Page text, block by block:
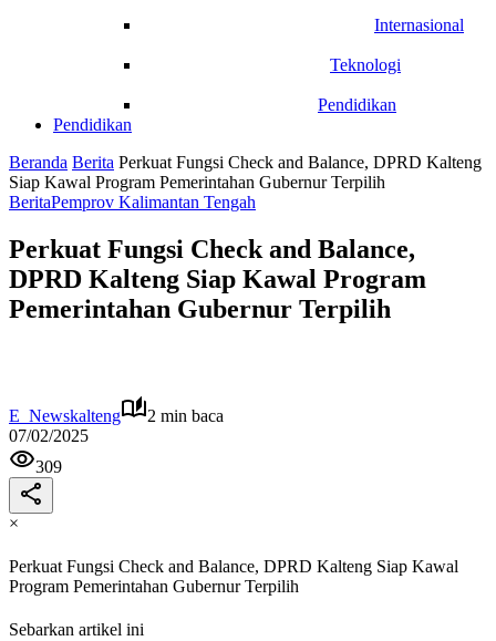
Internasional
Teknologi
Pendidikan
Pendidikan
Beranda Berita Perkuat Fungsi Check and Balance, DPRD Kalteng
Siap Kawal Program Pemerintahan Gubernur Terpilih
BeritaPemprov Kalimantan Tengah
Perkuat Fungsi Check and Balance,
DPRD Kalteng Siap Kawal Program
Pemerintahan Gubernur Terpilih
E_Newskalteng
2 min baca
07/02/2025
309
×
Perkuat Fungsi Check and Balance, DPRD Kalteng Siap Kawal
Program Pemerintahan Gubernur Terpilih
Sebarkan artikel ini